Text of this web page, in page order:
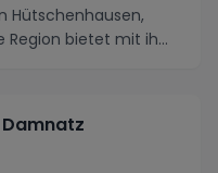
Hütschenhausen,
Region bietet mit ih...